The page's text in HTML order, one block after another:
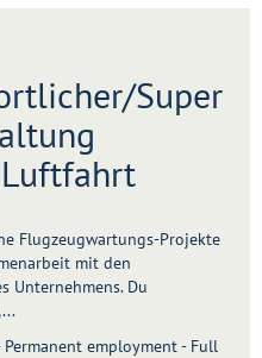
Super
Flugzeugwartungs-Projekte
mit den
Unternehmens. Du
employment - Full